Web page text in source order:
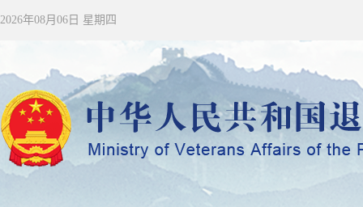
2026年08月06日 星期四